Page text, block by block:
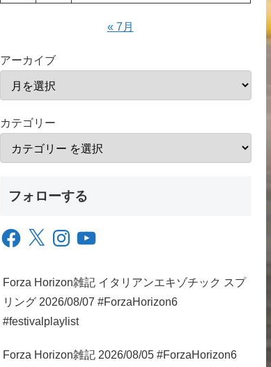
« 7月
アーカイブ
カテゴリー
フォローする
Facebook
X InstagramYouTube
Forza Horizon雑記 イタリアンエキゾチック スプ
リング 2026/08/07 #ForzaHorizon6
#festivalplaylist
Forza Horizon雑記 2026/08/05 #ForzaHorizon6